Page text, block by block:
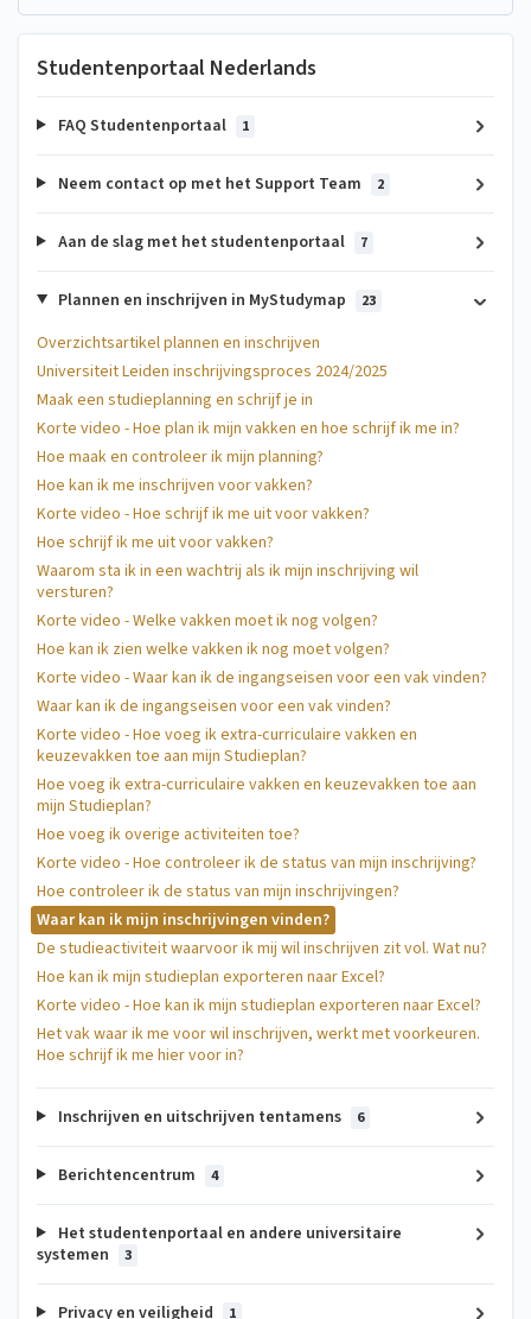
Studentenportaal Nederlands
FAQ Studentenportaal 1
Neem contact op met het Support Team 2
Aan de slag met het studentenportaal 7
Plannen en inschrijven in MyStudymap 23
Overzichtsartikel plannen en inschrijven
Universiteit Leiden inschrijvingsproces 2024/2025
Maak een studieplanning en schrijf je in
Korte video - Hoe plan ik mijn vakken en hoe schrijf ik me in?
Hoe maak en controleer ik mijn planning?
Hoe kan ik me inschrijven voor vakken?
Korte video - Hoe schrijf ik me uit voor vakken?
Hoe schrijf ik me uit voor vakken?
Waarom sta ik in een wachtrij als ik mijn inschrijving wil
versturen?
Korte video - Welke vakken moet ik nog volgen?
Hoe kan ik zien welke vakken ik nog moet volgen?
Korte video - Waar kan ik de ingangseisen voor een vak vinden?
Waar kan ik de ingangseisen voor een vak vinden?
Korte video - Hoe voeg ik extra-curriculaire vakken en
keuzevakken toe aan mijn Studieplan?
Hoe voeg ik extra-curriculaire vakken en keuzevakken toe aan
mijn Studieplan?
Hoe voeg ik overige activiteiten toe?
Korte video - Hoe controleer ik de status van mijn inschrijving?
Hoe controleer ik de status van mijn inschrijvingen?
Waar kan ik mijn inschrijvingen vinden?
De studieactiviteit waarvoor ik mij wil inschrijven zit vol. Wat nu?
Hoe kan ik mijn studieplan exporteren naar Excel?
Korte video - Hoe kan ik mijn studieplan exporteren naar Excel?
Het vak waar ik me voor wil inschrijven, werkt met voorkeuren.
Hoe schrijf ik me hier voor in?
Inschrijven en uitschrijven tentamens 6
Berichtencentrum 4
Het studentenportaal en andere universitaire
systemen
3
Privacy en veiligheid 1